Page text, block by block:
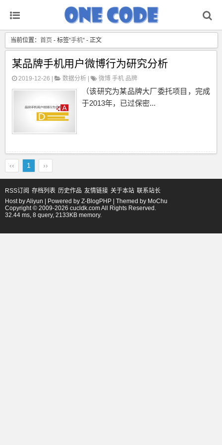
当前位置： 首页 - 标签“手机“ - 正文
某品牌手机用户微博行为研究分析
2019-12-26 | 数据分析 微博 手机 品牌
（该研究为某品牌大厂委托项目，完成
于2013年，已过保密...
‹‹ 1 ››
RSS订阅 存档列表 历史作品 友情链接 关于本站 联系站长
Host byAliyun | Powered by Z-BlogPHP | Themed by MoChu
Copyright © 2009-2026 cucldk.com All Rights Reserved.
32.44 ms, 8 query, 2133KB memory.